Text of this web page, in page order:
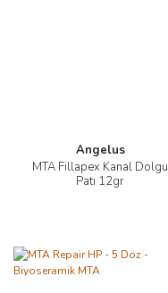
Angelus
MTA Fillapex Kanal Dolgu
Patı 12gr